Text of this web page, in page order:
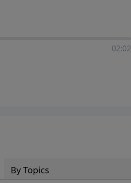
02:02
By Topics